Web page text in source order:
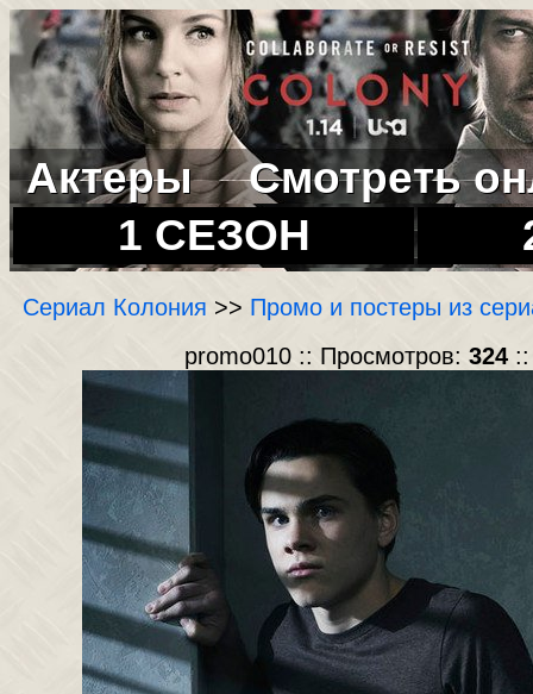
Актеры
Смотреть
1 СЕЗОН
Сериал Колония >> Промо и постеры из
promo010 :: Просмотров: 324